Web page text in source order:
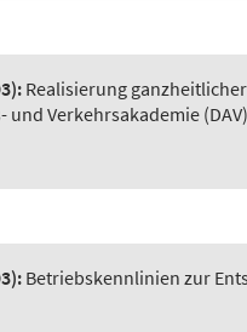
Realisierung
und Verkehrsakademie
Betriebskennlinien zur